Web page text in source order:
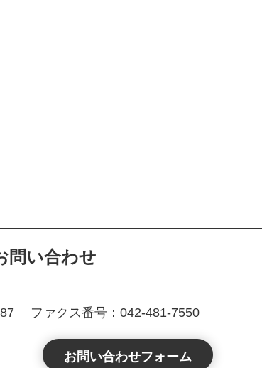
問い合わせ
ファクス番号：042-481-7550